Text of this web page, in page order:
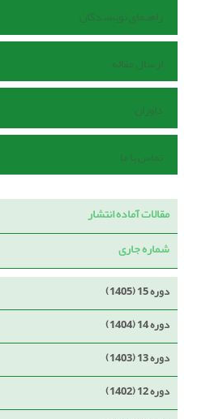
راهنمای نویسندگان
ارسال مقاله
داوران
تماس با ما
مقالات آماده انتشار
شماره جاری
دوره 15 (1405)
دوره 14 (1404)
دوره 13 (1403)
دوره 12 (1402)